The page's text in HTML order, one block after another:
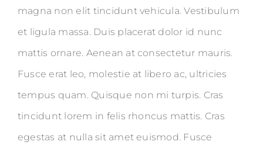
magna non elit tincidunt vehicula. Vestibulum
et ligula massa. Duis placerat dolor id nunc
mattis ornare. Aenean at consectetur mauris.
Fusce erat leo, molestie at libero ac, ultricies
tempus quam. Quisque non mi turpis. Cras
tincidunt lorem in felis rhoncus mattis. Cras
egestas at nulla sit amet euismod. Fusce